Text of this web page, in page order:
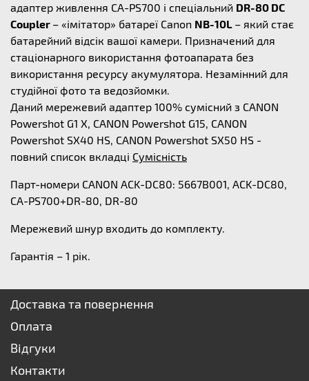
адаптер живлення CA-PS700 і спеціальний DR-80 DC
Coupler – «імітатор» батареї Canon NB-10L – який стає
батарейний відсік вашої камери. Призначений для
стаціонарного використання фотоапарата без
використання ресурсу акумулятора. Незамінний для
студійної фото та ведозйомки.
Даний мережевий адаптер 100% сумісний з CANON
Powershot G1 X, CANON Powershot G15, CANON
Powershot SX40 HS, CANON Powershot SX50 HS -
повний список вкладці Сумісність
Парт-номери CANON ACK-DC80: 5667B001, ACK-DC80,
CA-PS700+DR-80, DR-80
Мережевий шнур входить до комплекту.
Гарантія – 1 рік.
Доставка та повернення
Оплата
Відгуки
Контакти